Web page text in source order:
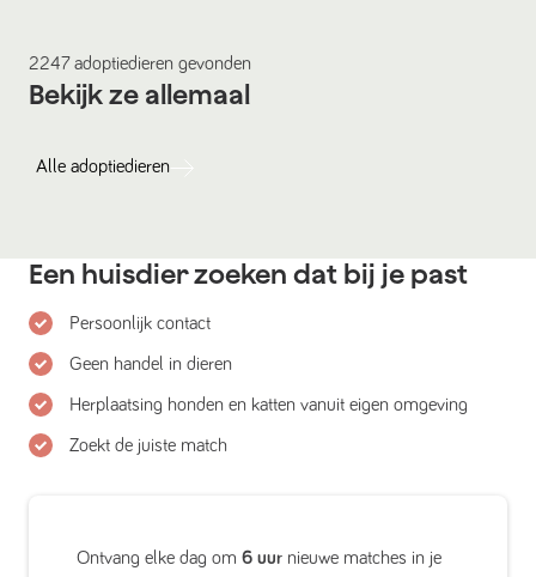
2247 adoptiedieren gevonden
Bekijk ze allemaal
Alle adoptiedieren
Een huisdier zoeken dat bij je past
Persoonlijk contact
Geen handel in dieren
Herplaatsing honden en katten vanuit eigen omgeving
Zoekt de juiste match
Ontvang elke dag om 6 uur nieuwe matches in je